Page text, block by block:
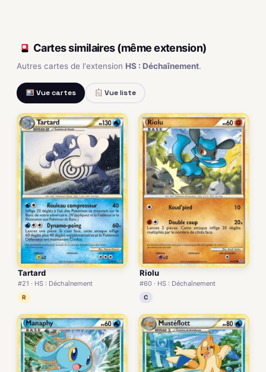
Cartes similaires (même extension)
Autres cartes de l'extension HS : Déchaînement.
Vue cartes Vue liste
Tartard
#21 · HS : Déchaînement
R
Riolu
#60 · HS : Déchaînement
C